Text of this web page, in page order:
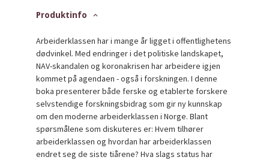
Produktinfo
Arbeiderklassen har i mange år ligget i offentlighetens
dødvinkel. Med endringer i det politiske landskapet,
NAV-skandalen og koronakrisen har arbeidere igjen
kommet på agendaen - også i forskningen. I denne
boka presenterer både ferske og etablerte forskere
selvstendige forskningsbidrag som gir ny kunnskap
om den moderne arbeiderklassen i Norge. Blant
spørsmålene som diskuteres er: Hvem tilhører
arbeiderklassen og hvordan har arbeiderklassen
endret seg de siste tiårene? Hva slags status har